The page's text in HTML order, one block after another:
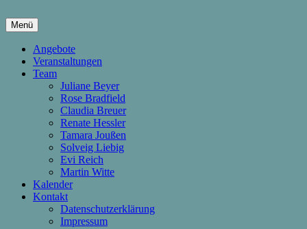
zum
InhaltDie Wachstumsfuge
Menü
Angebote
Veranstaltungen
Team
Juliane Beyer
Rose Bradfield
Claudia Breuer
Renate Hessler
Tamara Joußen
Solveig Liebig
Evi Reich
Martin Witte
Kalender
Kontakt
Datenschutzerklärung
Impressum